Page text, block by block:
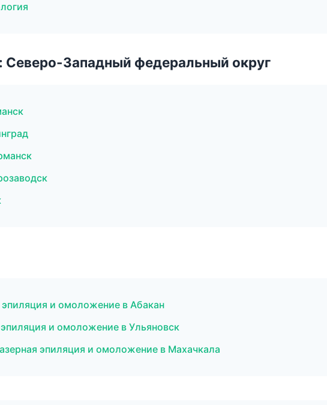
Северо-Западный федеральный округ
и омоложение в Абакан
и омоложение в Ульяновск
эпиляция и омоложение в Махачкала